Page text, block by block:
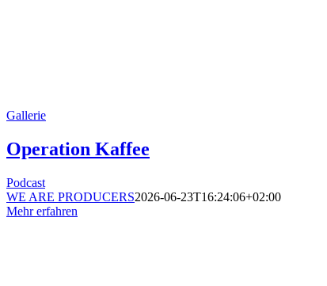
Gallerie
Operation Kaffee
Podcast
WE ARE PRODUCERS2026-06-23T16:24:06+02:00
Mehr erfahren